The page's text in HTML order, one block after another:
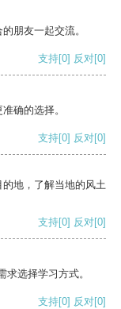
朋友一起交流。
支持[0] 反对[0]
确的选择。
支持[0] 反对[0]
地，了解当地的风土
支持[0] 反对[0]
选择学习方式。
支持[0] 反对[0]